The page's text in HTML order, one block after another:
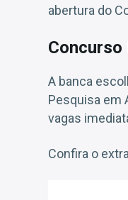
abertura do
Concurso
A banca
Pesquisa em
vagas
Confira o